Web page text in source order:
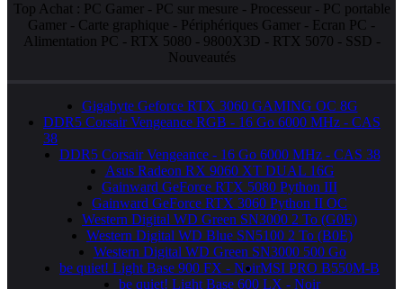
Top Achat : PC Gamer- PC sur mesure - Processeur- PC portable
Gamer - Carte graphique - Périphériques Gamer - Ecran PC -
Alimentation PC - RTX 5080 - 9800X3D - RTX 5070 - SSD -
Nouveautés
Gigabyte Geforce RTX 3060 GAMING OC 8G
DDR5 Corsair Vengeance RGB - 16 Go 6000 MHz - CAS
38
DDR5 Corsair Vengeance - 16 Go 6000 MHz - CAS 38
Asus Radeon RX 9060 XT DUAL 16G
Gainward GeForce RTX 5080 Python III
Gainward GeForce RTX 3060 Python II OC
Western Digital WD Green SN3000 2 To (G0E)
Western Digital WD Blue SN5100 2 To (B0E)
Western Digital WD Green SN3000 500 Go
be quiet! Light Base 900 FX - NoirMSI PRO B550M-B
be quiet! Light Base 600 LX - Noir